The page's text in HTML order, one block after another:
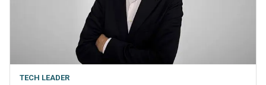
TECH LEADER